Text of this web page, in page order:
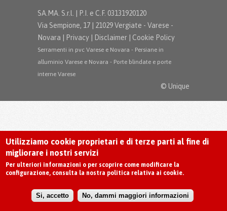
SA.MA. S.r.l. | P.I. e C.F. 03131920120
Via Sempione, 17 | 21029 Vergiate - Varese -
Novara |
Privacy Disclaimer Cookie Policy
Serramenti in pvc Varese e Novara - Persiane in
alluminio Varese e Novara - Porte blindate e porte
interne Varese
© Unique
Utilizziamo cookie proprietari e di terze parti al fine di
migliorare i nostri servizi
Per ulteriori informazioni o per scoprire come modificare la
configurazione, consulta la nostra politica relativa ai cookie.
Si, accetto No, dammi maggiori informazioni